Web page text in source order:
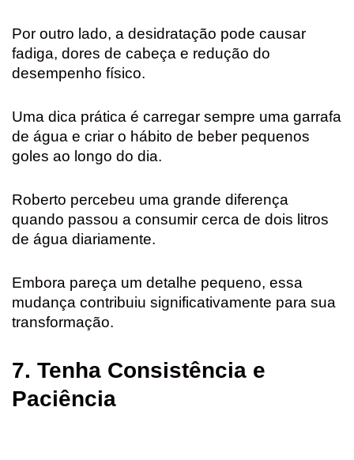
Por outro lado, a desidratação pode causar
fadiga, dores de cabeça e redução do
desempenho físico.
Uma dica prática é carregar sempre uma garrafa
de água e criar o hábito de beber pequenos
goles ao longo do dia.
Roberto percebeu uma grande diferença
quando passou a consumir cerca de dois litros
de água diariamente.
Embora pareça um detalhe pequeno, essa
mudança contribuiu significativamente para sua
transformação.
7. Tenha Consistência e
Paciência